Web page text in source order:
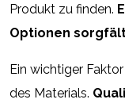
Produkt zu finden.
Optionen
Ein wichtiger
des Materials.